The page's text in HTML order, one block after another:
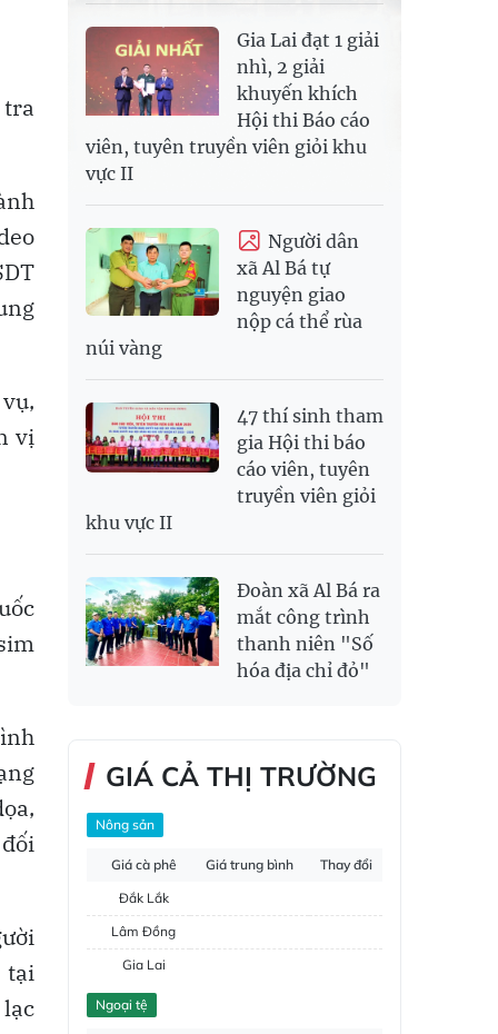
tra
vị
tại
Gia Lai đạt 1 giải
nhì, 2 giải
khuyến khích
Hội thi Báo cáo
viên, tuyên truyền viên giỏi khu
vực II
Người dân
xã Al Bá tự
nguyện giao
nộp cá thể rùa
núi vàng
47 thí sinh tham
gia Hội thi báo
cáo viên, tuyên
truyền viên giỏi
khu vực II
Đoàn xã Al Bá ra
mắt công trình
thanh niên "Số
hóa địa chỉ đỏ"
GIÁ CẢ THỊ TRƯỜNG
Nông sản
Giá cà phê Giá trung bình
Thay đổi
Đắk Lắk
Lâm Đồng
Gia Lai
Đắk Nông
Ngoại tệ